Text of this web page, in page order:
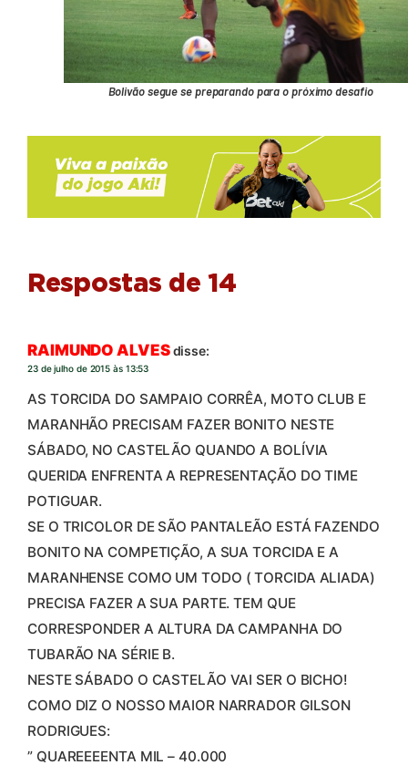
Bolivão segue se preparando para o próximo desafio
Respostas de 14
RAIMUNDO ALVESdisse:
23 de julho de 2015 às 13:53
AS TORCIDA DO SAMPAIO CORRÊA, MOTO CLUB E
MARANHÃO PRECISAM FAZER BONITO NESTE
SÁBADO, NO CASTELÃO QUANDO A BOLÍVIA
QUERIDA ENFRENTA A REPRESENTAÇÃO DO TIME
POTIGUAR.
SE O TRICOLOR DE SÃO PANTALEÃO ESTÁ FAZENDO
BONITO NA COMPETIÇÃO, A SUA TORCIDA E A
MARANHENSE COMO UM TODO ( TORCIDA ALIADA)
PRECISA FAZER A SUA PARTE. TEM QUE
CORRESPONDER A ALTURA DA CAMPANHA DO
TUBARÃO NA SÉRIE B.
NESTE SÁBADO O CASTELÃO VAI SER O BICHO!
COMO DIZ O NOSSO MAIOR NARRADOR GILSON
RODRIGUES:
” QUAREEEENTA MIL – 40.000